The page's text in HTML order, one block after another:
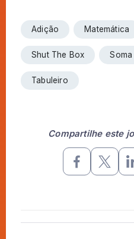
Adição Matemática
Shut The Box Soma
Tabuleiro
Compartilhe este